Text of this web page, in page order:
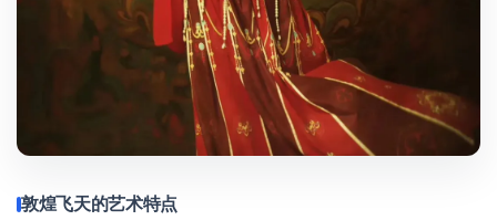
敦煌飞天的艺术特点